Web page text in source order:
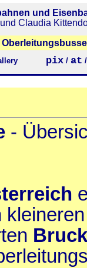
und
Claudia
pix / at
-